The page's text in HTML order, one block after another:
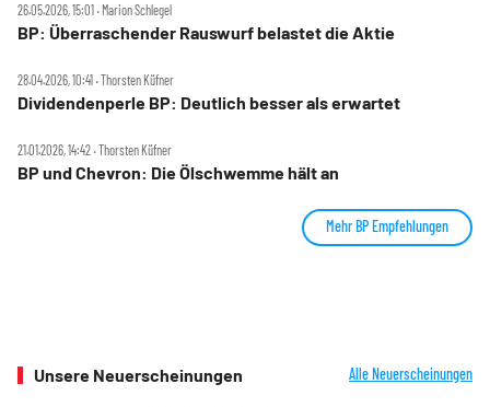
26.05.2026, 15:01 ‧ Marion Schlegel
BP: Überraschender Rauswurf belastet die Aktie
28.04.2026, 10:41 ‧ Thorsten Küfner
Dividendenperle BP: Deutlich besser als erwartet
21.01.2026, 14:42 ‧ Thorsten Küfner
BP und Chevron: Die Ölschwemme hält an
Mehr BP Empfehlungen
Unsere Neuerscheinungen Alle Neuerscheinungen